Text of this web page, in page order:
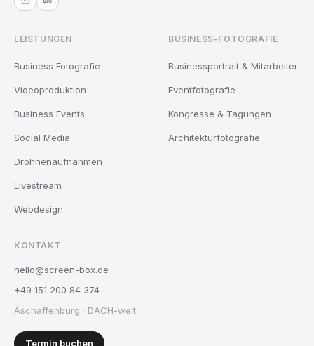
LEISTUNGEN
Business Fotografie
Videoproduktion
Business Events
Social Media
Drohnenaufnahmen
Livestream
Webdesign
BUSINESS-FOTOGRAFIE
Businessportrait & Mitarbeiter
Eventfotografie
Kongresse & Tagungen
Architekturfotografie
KONTAKT
hello@screen-box.de
+49 151 200 84 374
Aschaffenburg · DACH-weit
Termin buchen